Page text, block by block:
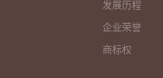
发展历程
企业荣誉
商标权